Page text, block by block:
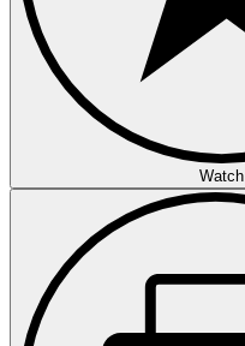
Watch